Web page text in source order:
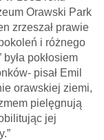
Orawski Park
zrzeszał prawie
i różnego
pokłosiem
pisał Emil
orawskiej ziemi,
pielęgnują
jej